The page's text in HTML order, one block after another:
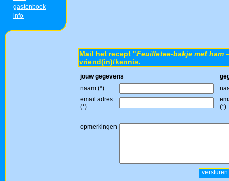
gastenboek
info
Mail het recept "Feuilletee-bakje met ham
vriend(in)/kennis.
jouw gegevens
naam (*)
email adres
(*)
(*)
opmerkingen